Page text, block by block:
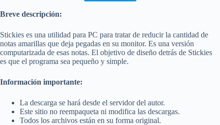
Breve descripción:
Stickies es una utilidad para PC para tratar de reducir la cantidad de
notas amarillas que deja pegadas en su monitor. Es una versión
computarizada de esas notas. El objetivo de diseño detrás de Stickies
es que el programa sea pequeño y simple.
Información importante:
La descarga se hará desde el servidor del autor.
Este sitio no reempaqueta ni modifica las descargas.
Todos los archivos están en su forma original.